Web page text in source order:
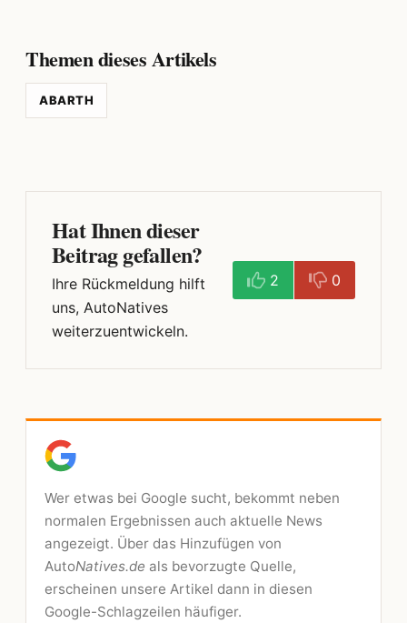
Themen dieses Artikels
ABARTH
Hat Ihnen dieser
Beitrag gefallen?
Ihre Rückmeldung hilft
uns, AutoNatives
weiterzuentwickeln.
2 0
Wer etwas bei Google sucht, bekommt neben
normalen Ergebnissen auch aktuelle News
angezeigt. Über das Hinzufügen von
AutoNatives.de als bevorzugte Quelle,
erscheinen unsere Artikel dann in diesen
Google-Schlagzeilen häufiger.